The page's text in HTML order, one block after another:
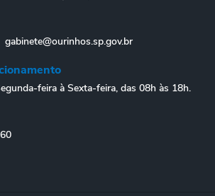
gabinete@ourinhos.sp.gov.br
feira à Sexta-feira, das 08h às 18h.